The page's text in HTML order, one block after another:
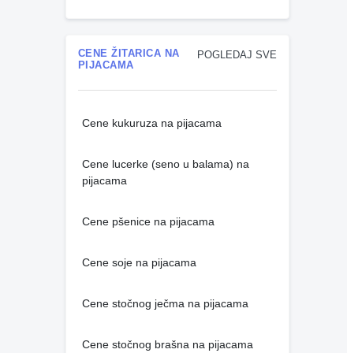
POGLEDAJ SVE
CENE ŽITARICA NA
PIJACAMA
Cene kukuruza na pijacama
Cene lucerke (seno u balama) na
pijacama
Cene pšenice na pijacama
Cene soje na pijacama
Cene stočnog ječma na pijacama
Cene stočnog brašna na pijacama